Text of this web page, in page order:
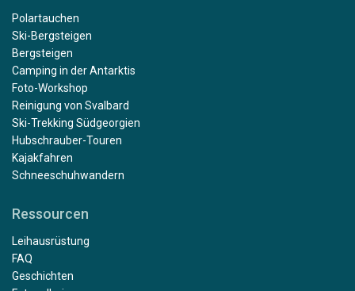
Polartauchen
Ski-Bergsteigen
Bergsteigen
Camping in der Antarktis
Foto-Workshop
Reinigung von Svalbard
Ski-Trekking Südgeorgien
Hubschrauber-Touren
Kajakfahren
Schneeschuhwandern
Ressourcen
Leihausrüstung
FAQ
Geschichten